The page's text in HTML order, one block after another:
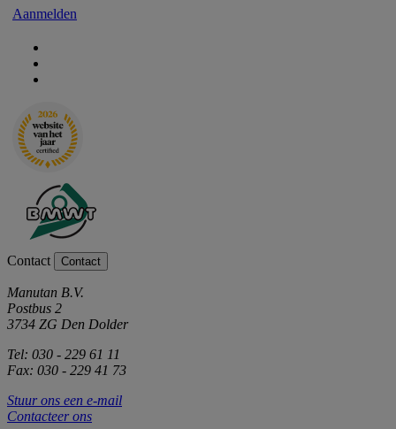
Aanmelden
Contact Contact
Manutan B.V.
Postbus 2
3734 ZG Den Dolder
Tel: 030 - 229 61 11
Fax: 030 - 229 41 73
Stuur ons een e-mail
Contacteer ons